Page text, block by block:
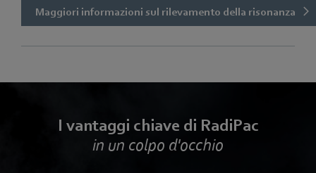
Maggiori informazioni sul rilevamento della risonanza
I vantaggi chiave di RadiPac
in un colpo d'occhio